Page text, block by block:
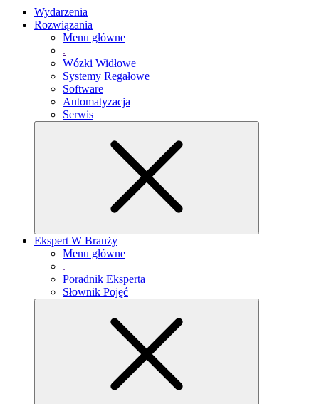
Wydarzenia
Rozwiązania
Menu główne
.
Wózki Widłowe
Systemy Regałowe
Software
Automatyzacja
Serwis
Ekspert W Branży
Menu główne
.
Poradnik Eksperta
Słownik Pojęć